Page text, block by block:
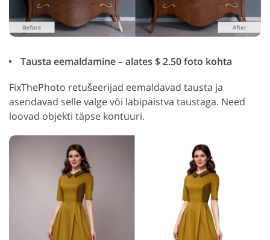
Tausta eemaldamine – alates $ 2.50 foto kohta
FixThePhoto retušeerijad eemaldavad tausta ja
asendavad selle valge või läbipaistva taustaga. Need
loovad objekti täpse kontuuri.